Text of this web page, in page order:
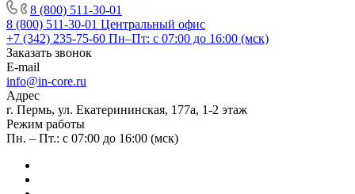
8 (800) 511-30-01
8 (800) 511-30-01 Центральный офис
+7 (342) 235-75-60 Пн–Пт: с 07:00 до 16:00 (мск)
Заказать звонок
E-mail
info@in-core.ru
Адрес
г. Пермь, ул. ​Екатерининская, 177а, ​1-2 этаж
Режим работы
Пн. – Пт.: с 07:00 до 16:00 (мск)